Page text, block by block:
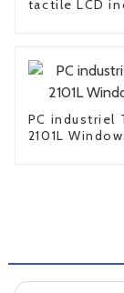
tactile LCD
PC industriel
2101L